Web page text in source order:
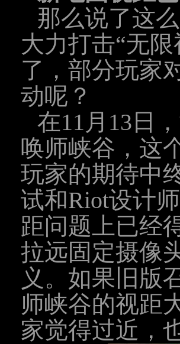
那么说了这
大力打击“无
了，部分玩家
动呢？
在11月13日
唤师峡谷，这
玩家的期待中
试和Riot设计
距问题上已经
拉远固定摄像
义。如果旧版
师峡谷的视距
家觉得过近，